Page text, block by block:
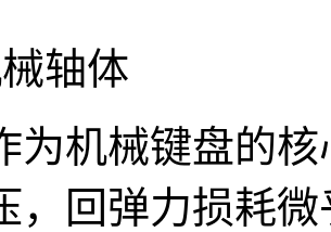
轴体
为机械键盘的
，回弹力损耗